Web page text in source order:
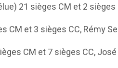
21 sièges CM et 2
CM et 3 sièges CC, Rémy
CM et 7 sièges CC,